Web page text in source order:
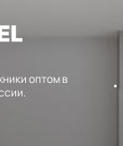
оптом в